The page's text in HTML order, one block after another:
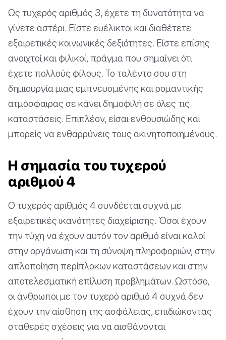
Ως τυχερός αριθμός 3, έχετε τη δυνατότητα να
γίνετε αστέρι. Είστε ευέλικτοι και διαθέτετε
εξαιρετικές κοινωνικές δεξιότητες. Είστε επίσης
ανοιχτοί και φιλικοί, πράγμα που σημαίνει ότι
έχετε πολλούς φίλους. Το ταλέντο σου στη
δημιουργία μιας εμπνευσμένης και ρομαντικής
ατμόσφαιρας σε κάνει δημοφιλή σε όλες τις
καταστάσεις. Επιπλέον, είσαι ενθουσιώδης και
μπορείς να ενθαρρύνεις τους ακινητοποιημένους.
Η σημασία του τυχερού
αριθμού 4
Ο τυχερός αριθμός 4 συνδέεται συχνά με
εξαιρετικές ικανότητες διαχείρισης. Όσοι έχουν
την τύχη να έχουν αυτόν τον αριθμό είναι καλοί
στην οργάνωση και τη σύνοψη πληροφοριών, στην
απλοποίηση περίπλοκων καταστάσεων και στην
αποτελεσματική επίλυση προβλημάτων. Ωστόσο,
οι άνθρωποι με τον τυχερό αριθμό 4 συχνά δεν
έχουν την αίσθηση της ασφάλειας, επιδιώκοντας
σταθερές σχέσεις για να αισθάνονται